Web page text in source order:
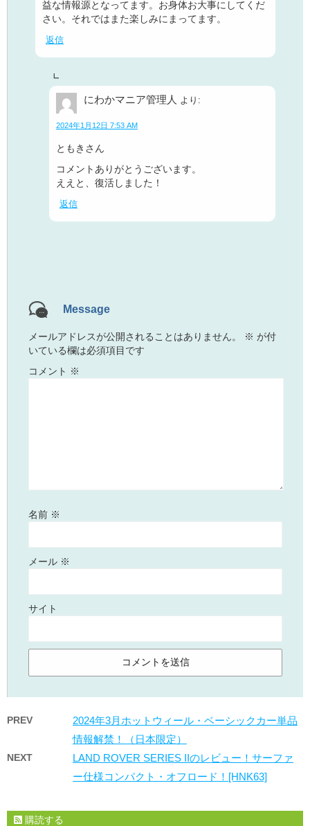
益な情報源となってます。お身体お大事にしてくだ
さい。それではまた楽しみにまってます。
返信
にわかマニア管理人 より:
2024年1月12日 7:53 AM
ともきさん
コメントありがとうございます。
ええと、復活しました！
返信
Message
メールアドレスが公開されることはありません。 ※ が付
いている欄は必須項目です
コメント ※
名前 ※
メール ※
サイト
PREV
2024年3月ホットウィール・ベーシックカー単品
情報解禁！（日本限定）
NEXT
LAND ROVER SERIES IIのレビュー！サーファ
ー仕様コンパクト・オフロード！[HNK63]
購読する